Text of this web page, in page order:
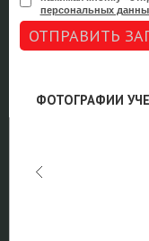
персональных
ОТПРАВИТЬ
ФОТОГРАФИИ